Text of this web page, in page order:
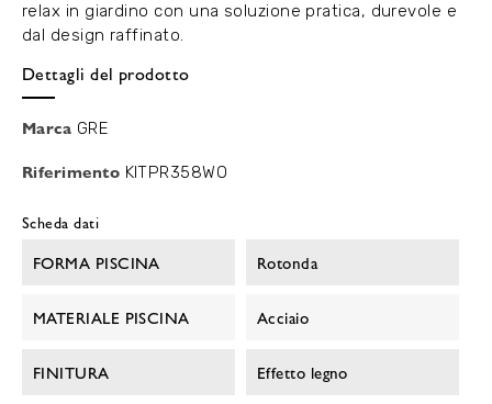
relax in giardino con una soluzione pratica, durevole e
dal design raffinato.
Dettagli del prodotto
Marca GRE
Riferimento KITPR358WO
Scheda dati
FORMA PISCINA Rotonda
MATERIALE PISCINA Acciaio
FINITURA Effetto legno